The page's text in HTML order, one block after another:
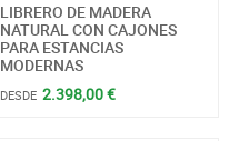
LIBRERO DE MADERA
NATURAL CON CAJONES
PARA ESTANCIAS
MODERNAS
DESDE 2.398,00 €